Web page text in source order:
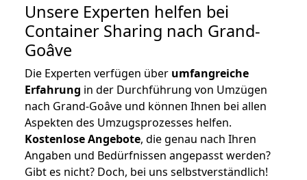
Unsere Experten helfen bei
Container Sharing nach Grand-
Goâve
Die Experten verfügen über umfangreiche
Erfahrung in der Durchführung von Umzügen
nach Grand-Goâve und können Ihnen bei allen
Aspekten des Umzugsprozesses helfen.
Kostenlose Angebote, die genau nach Ihren
Angaben und Bedürfnissen angepasst werden?
Gibt es nicht? Doch, bei uns selbstverständlich!